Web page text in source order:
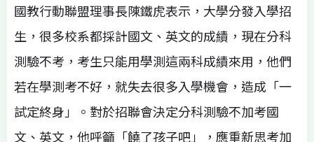
國教行動聯盟理事長陳鐵虎表示，大學分發入學招
生，很多校系都採計國文、英文的成績，現在分科
測驗不考，考生只能用學測這兩科成績來用，他們
若在學測考不好，就失去很多入學機會，造成「一
試定終身」。對於招聯會決定分科測驗不加考國
文、英文，他呼籲「饒了孩子吧」，應重新思考加